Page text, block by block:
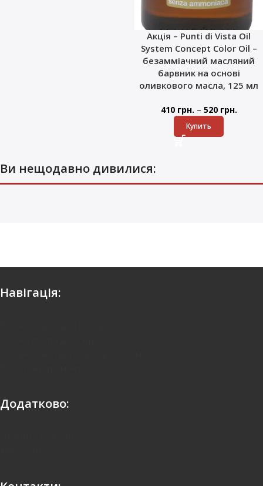
Акція – Punti di Vista Oil
System Concept Color Oil –
безамміачний масляний
барвник на основі
оливкового масла, 125 мл
410 грн. – 520 грн.
Купить
Ви нещодавно дивилися:
Навігація:
Додатково: